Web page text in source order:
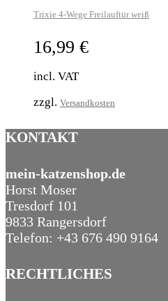
Trixie 4-Wege Freilauftür weiß
16,99 €
incl. VAT
zzgl. Versandkosten
KONTAKT
mein-katzenshop.de
Horst Moser
Tresdorf 101
9833 Rangersdorf
Telefon: +43 676 490 9164
RECHTLICHES